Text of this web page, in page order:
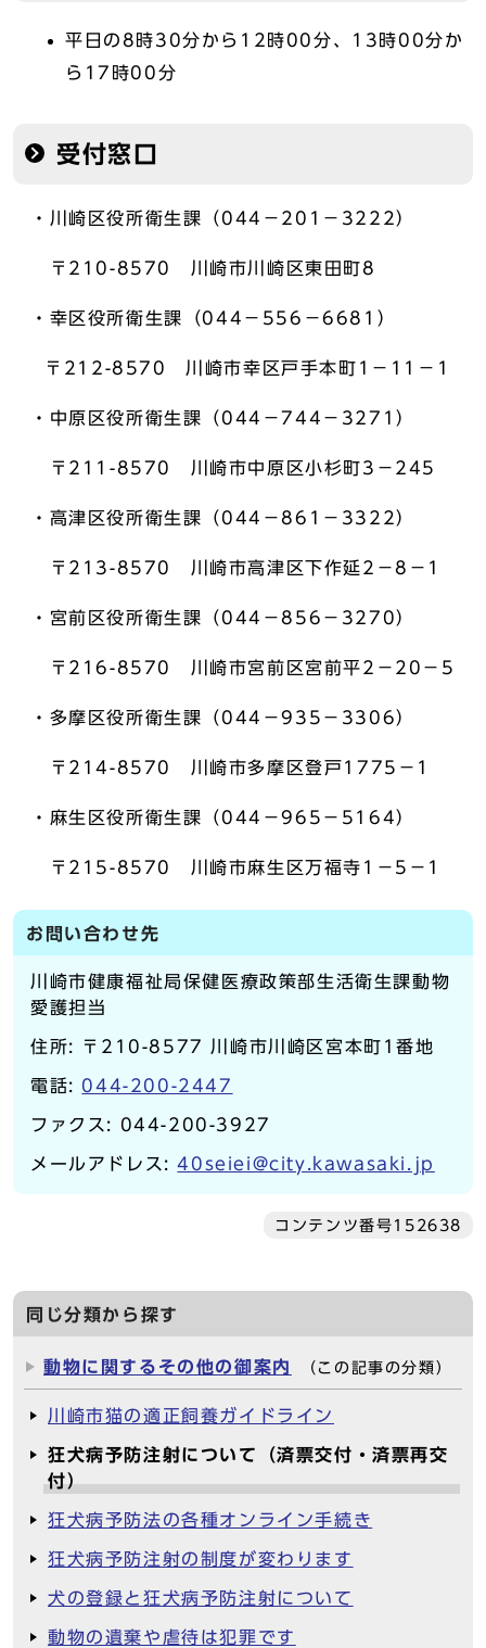
平日の8時30分から12時00分、13時00分か
ら17時00分
受付窓口
・川崎区役所衛生課（044－201－3222）
〒210-8570 川崎市川崎区東田町8
・幸区役所衛生課（044－556－6681）
〒212-8570 川崎市幸区戸手本町1－11－1
・中原区役所衛生課（044－744－3271）
〒211-8570 川崎市中原区小杉町3－245
・高津区役所衛生課（044－861－3322）
〒213-8570 川崎市高津区下作延2－8－1
・宮前区役所衛生課（044－856－3270）
〒216-8570 川崎市宮前区宮前平2－20－5
・多摩区役所衛生課（044－935－3306）
〒214-8570 川崎市多摩区登戸1775－1
・麻生区役所衛生課（044－965－5164）
〒215-8570 川崎市麻生区万福寺1－5－1
お問い合わせ先
川崎市健康福祉局保健医療政策部生活衛生課動物
愛護担当
住所: 〒210-8577 川崎市川崎区宮本町1番地
電話: 044-200-2447
ファクス: 044-200-3927
メールアドレス:40seiei@city.kawasaki.jp
コンテンツ番号152638
同じ分類から探す
動物に関するその他の御案内 （この記事の分類）
川崎市猫の適正飼養ガイドライン
狂犬病予防注射について（済票交付・済票再交
付）
狂犬病予防法の各種オンライン手続き
狂犬病予防注射の制度が変わります
犬の登録と狂犬病予防注射について
動物の遺棄や虐待は犯罪です